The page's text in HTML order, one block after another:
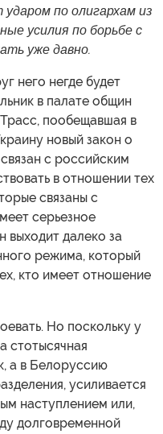
по олигархам из
усилия по борьбе с
уже давно.
него негде будет
в палате общин
пообещавшая в
новый закон о
с российским
в отношении тех
связаны с
серьезное
выходит далеко за
режима, который
кто имеет отношение
Но поскольку у
стотысячная
а в Белоруссию
усиливается
наступлением или,
долговременной